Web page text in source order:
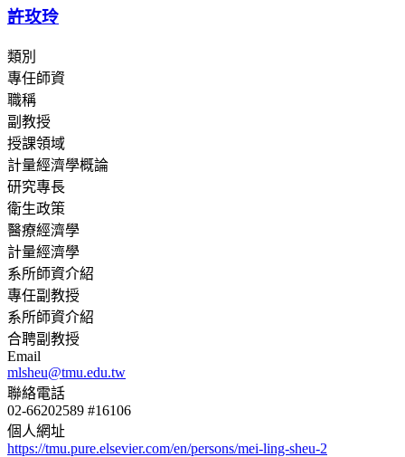
許玫玲
類別
專任師資
職稱
副教授
授課領域
計量經濟學概論
研究專長
衛生政策
醫療經濟學
計量經濟學
系所師資介紹
專任副教授
系所師資介紹
合聘副教授
Email
mlsheu@tmu.edu.tw
聯絡電話
02-66202589 #16106
個人網址
https://tmu.pure.elsevier.com/en/persons/mei-ling-sheu-2